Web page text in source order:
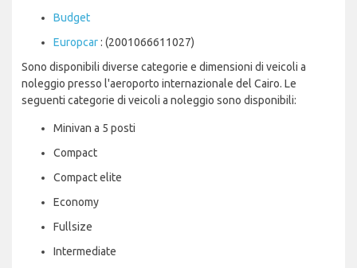
Budget
Europcar: (2001066611027)
Sono disponibili diverse categorie e dimensioni di veicoli a
noleggio presso l'aeroporto internazionale del Cairo. Le
seguenti categorie di veicoli a noleggio sono disponibili:
Minivan a 5 posti
Compact
Compact elite
Economy
Fullsize
Intermediate